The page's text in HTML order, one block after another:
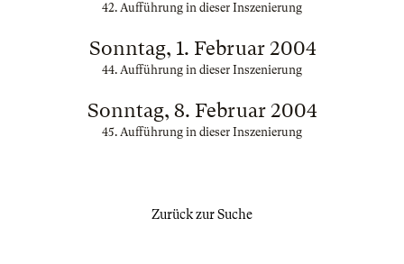
42. Aufführung in dieser Inszenierung
Sonntag, 1. Februar 2004
44. Aufführung in dieser Inszenierung
Sonntag, 8. Februar 2004
45. Aufführung in dieser Inszenierung
Zurück zur Suche